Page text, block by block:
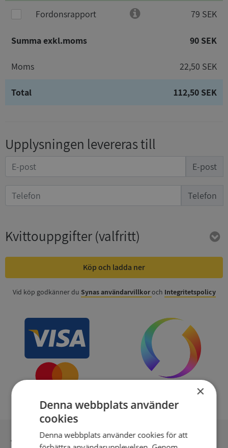
Fordonsrapport 79 SEK
Summa exkl.moms 90 SEK
Moms 22,50 SEK
Total 112,50 SEK
Upplysningen levereras till
E-post
Telefon
Kvittouppgifter(valfritt)
Köp och ladda ner
Vid köp godkänner du Synas användarvillkoroch Integritetspolicy
Inga kopior till omfrågad
×
Denna webbplats använder
cookies
Denna webbplats använder cookies för att